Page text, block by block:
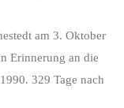
am 3. Oktober
Erinnerung an die
329 Tage nach